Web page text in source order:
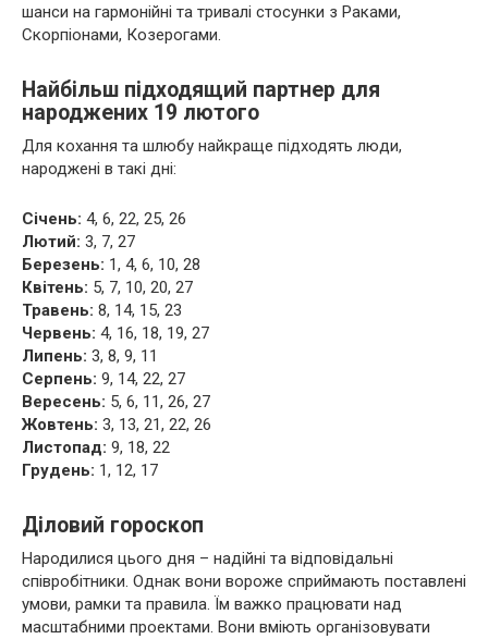
шанси на гармонійні та тривалі стосунки з Раками,
Скорпіонами, Козерогами.
Найбільш підходящий партнер для
народжених 19 лютого
Для кохання та шлюбу найкраще підходять люди,
народжені в такі дні:
Січень: 4, 6, 22, 25, 26
Лютий: 3, 7, 27
Березень: 1, 4, 6, 10, 28
Квітень: 5, 7, 10, 20, 27
Травень: 8, 14, 15, 23
Червень: 4, 16, 18, 19, 27
Липень: 3, 8, 9, 11
Серпень: 9, 14, 22, 27
Вересень: 5, 6, 11, 26, 27
Жовтень: 3, 13, 21, 22, 26
Листопад: 9, 18, 22
Грудень: 1, 12, 17
Діловий гороскоп
Народилися цього дня – надійні та відповідальні
співробітники. Однак вони вороже сприймають поставлені
умови, рамки та правила. Їм важко працювати над
масштабними проектами. Вони вміють організовувати